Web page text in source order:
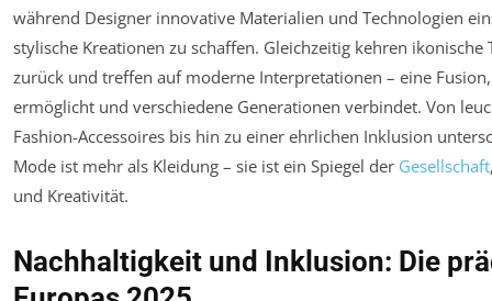
während Designer innovative Materialien und Technologien
stylische Kreationen zu schaffen. Gleichzeitig kehren
zurück und treffen auf moderne Interpretationen – eine
ermöglicht und verschiedene Generationen verbindet. Von
Fashion-Accessoires bis hin zu einer ehrlichen Inklusion
Mode ist mehr als Kleidung – sie ist ein Spiegel der Gesellschaft
und Kreativität.
Nachhaltigkeit und Inklusion: Die